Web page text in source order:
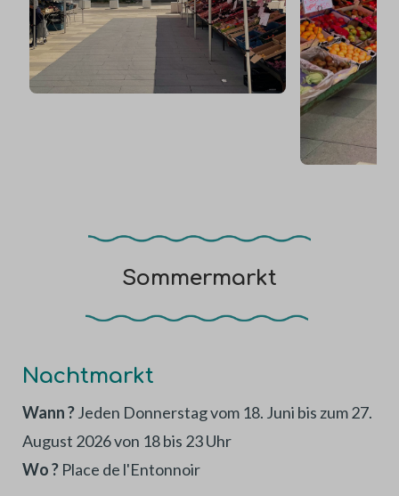
Sommermarkt
Nachtmarkt
Wann ?Jeden Donnerstag vom 18. Juni bis zum 27.
August 2026 von 18 bis 23 Uhr
Wo ? Place de l'Entonnoir